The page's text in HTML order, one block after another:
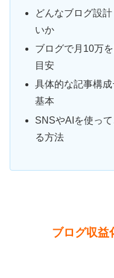
どんなブログ設
いか
ブログで月10万
目安
具体的な記事構
基本
SNSやAIを使っ
る方法
ブログ収益